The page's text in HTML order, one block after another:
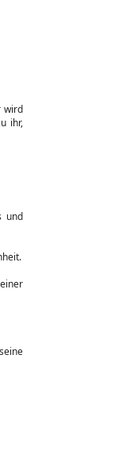
wird
ihr,
und